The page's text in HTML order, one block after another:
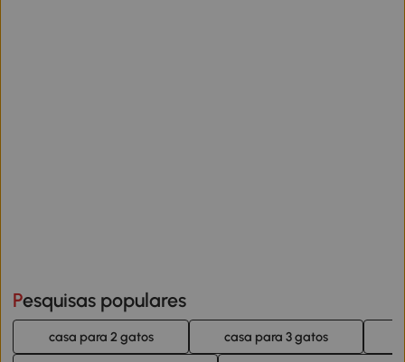
Pesquisas populares
casa para 2 gatos casa para 3 gatos